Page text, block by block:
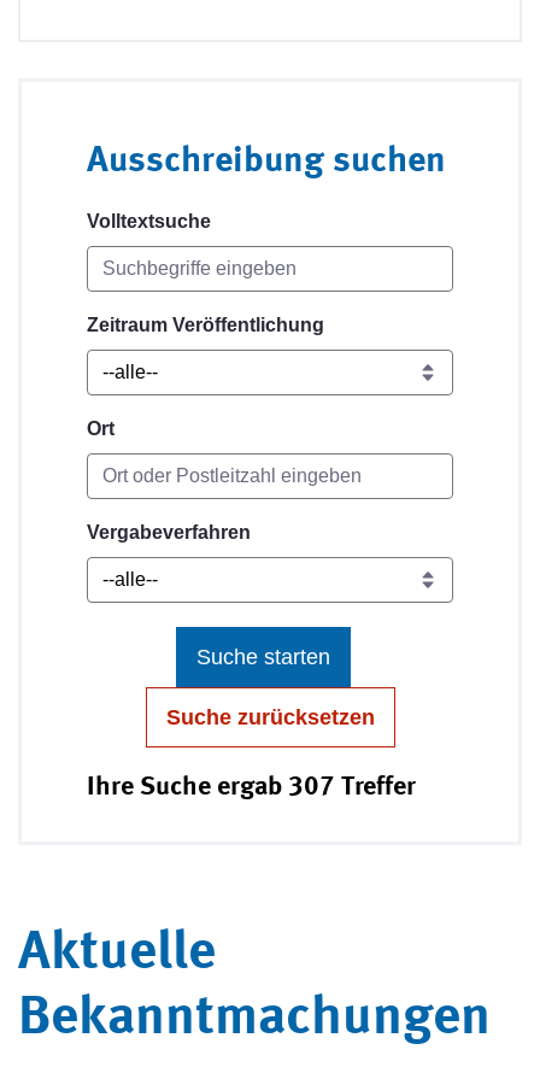
Ausschreibung suchen
Volltextsuche
Zeitraum Veröffentlichung
Ort
Vergabeverfahren
Suche starten
Suche zurücksetzen
Ihre Suche ergab 307 Treffer
Aktuelle
Bekanntmachungen